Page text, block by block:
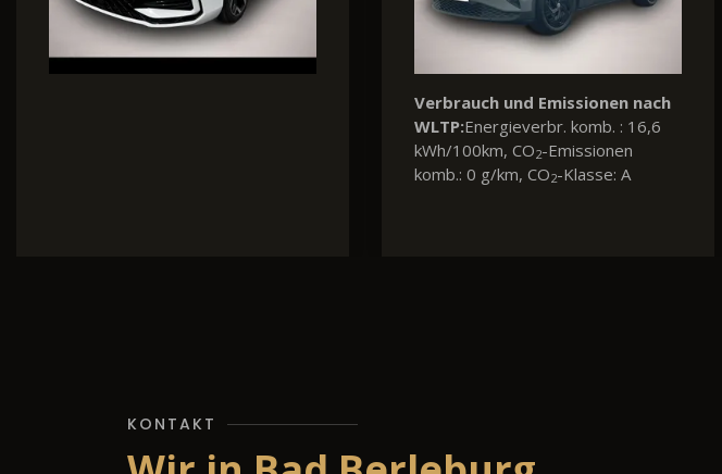
Verbrauch und Emissionen nach
WLTP:Kraftstoffverbr. komb. : 4,8
l/100km, CO 2-Emissionen komb.:
109 g/km, CO2 -Klasse: C
KONTAKT